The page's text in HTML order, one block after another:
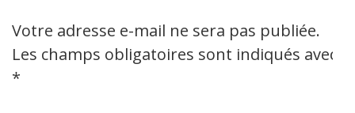
Votre adresse e-mail ne sera pas publiée.
Les champs obligatoires sont indiqués avec
*